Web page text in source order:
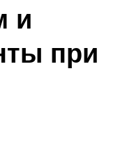
и
при